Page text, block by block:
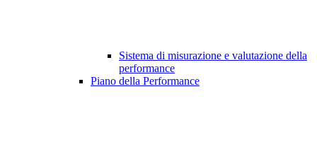
Sistema di misurazione e valutazione della
performance
Piano della Performance